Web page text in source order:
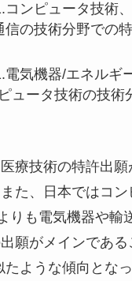
ンピュータ技術、
信の技術分野での
電気機器/エネルギ
ュータ技術の技術
療技術の特許出願
た、日本ではコ
りも電気機器や輸
願がメインである
たような傾向となっ